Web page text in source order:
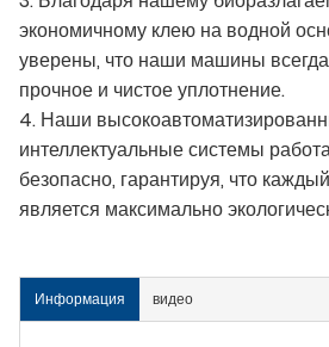
экономичному клею на водной
уверены, что наши машины
прочное и чистое уплотнение.
4. Наши
интеллектуальные системы
безопасно, гарантируя, что
является максимально
Информация видео